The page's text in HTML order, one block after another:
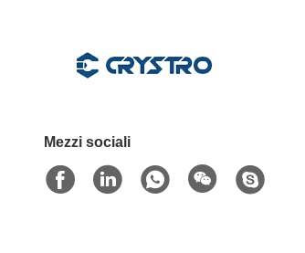
Mezzi sociali